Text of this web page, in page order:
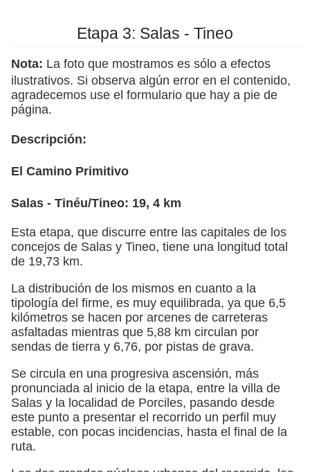
Etapa 3: Salas - Tineo
Nota: La foto que mostramos es sólo a efectos
ilustrativos. Si observa algún error en el contenido,
agradecemos use el formulario que hay a pie de
página.
Descripción:
El Camino Primitivo
Salas - Tinéu/Tineo: 19, 4 km
Esta etapa, que discurre entre las capitales de los
concejos de Salas y Tineo, tiene una longitud total
de 19,73 km.
La distribución de los mismos en cuanto a la
tipología del firme, es muy equilibrada, ya que 6,5
kilómetros se hacen por arcenes de carreteras
asfaltadas mientras que 5,88 km circulan por
sendas de tierra y 6,76, por pistas de grava.
Se circula en una progresiva ascensión, más
pronunciada al inicio de la etapa, entre la villa de
Salas y la localidad de Porciles, pasando desde
este punto a presentar el recorrido un perfil muy
estable, con pocas incidencias, hasta el final de la
ruta.